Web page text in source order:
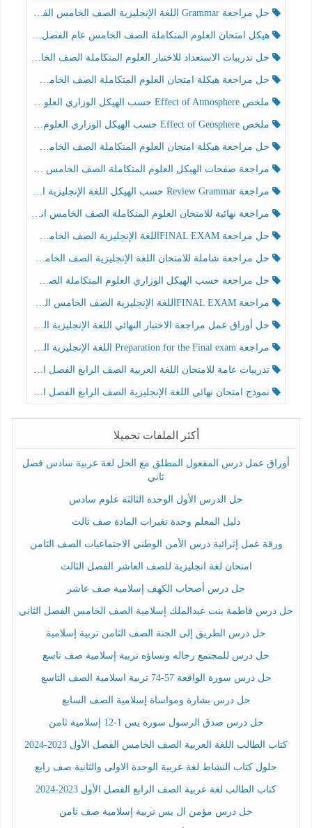
حل مراجعة Grammar اللغة الإنجليزية الصف الخامس الفصل الثالث
هيكل امتحان العلوم المتكاملة الصف الخامس عام الفصل الدراسي الثالث 2025-2026
حل تدريبات الاستعداد للاختبار العلوم المتكاملة الصف الخامس عام الفصل الثالث
حل مراجعة هيكلة امتحان العلوم المتكاملة الصف الخامس انسبير الفصل الثالث
ملخص Effect of Atmosphere حسب الهيكل الوزاري العلوم المتكاملة الصف الخامس انسبير الفصل الثالث
ملخص Effect of Geosphere حسب الهيكل الوزاري العلوم المتكاملة الصف الخامس انسبير الفصل الثالث
حل مراجعة هيكلة امتحان العلوم المتكاملة الصف الخامس عام الفصل الثالث
مراجعة صفحات الهيكل العلوم المتكاملة الصف الخامس انسبير الفصل الثالث
مراجعة Review Grammar حسب الهيكل اللغة الإنجليزية الصف الخامس الفصل الثالث
مراجعة نهائية للامتحان العلوم المتكاملة الصف الخامس انسبير الفصل الثالث
حل مراجعة FINAL EXAMاللغة الإنجليزية الصف الخامس الفصل الثالث
حل مراجعة شاملة للامتحان اللغة الإنجليزية الصف الخامس الفصل الثالث
حل مراجعة حسب الهيكل الوزاري العلوم المتكاملة الصف الخامس عام الفصل الثالث
مراجعة FINAL EXAMاللغة الإنجليزية الصف الخامس الفصل الثالث
حل أوراق عمل مراجعة الاختبار النهائي اللغة الإنجليزية الصف الرابع الفصل الثالث
مراجعة Preparation for the Final exam اللغة الإنجليزية الصف الرابع الفصل الثالث
تدريبات عامة للامتحان اللغة العربية الصف الرابع الفصل الثالث
نموذج امتحان نهائي اللغة الإنجليزية الصف الرابع الفصل الثالث
أكثر الملفات تحميلا
أوراق عمل درس المفعول المطلق مع الحل لغة عربية سادس فصل
ثاني
حل الدرس الأول الوحدة الثالثة علوم سادس
دليل المعلم وحدة تغيرات المادة صف ثالث
ورقة عمل إثرائية درس الأمن الوطني الاجتماعيات الصف الثامن
امتحان لغة انجليزية للصف العاشر الفصل الثالث
حل درس أصحاب الكهف إسلامية صف عاشر
حل درس فاطمة بنت عبدالملك إسلامية الصف الخامس الفصل الثاني
حل درس الطريق إلى الجنة الصف الثامن تربية إسلامية
حل درس للمجتمع رجاله ونساؤه تربية إسلامية صف تاسع
حل درس سورة الواقعة 57-74 تربية اسلامية الصف التاسع
حل درس بشارة ومواساة إسلامية الصف السابع
حل درس صدق الرسول سورة يس 1-12 إسلامية ثامن
كتاب الطالب اللغة العربية الصف الخامس الفصل الأول 2023-2024
حلول كتاب النشاط لغة عربية الوحدة الاولى والثانية صف رابع
كتاب الطالب لغة عربية الصف الرابع الفصل الأول 2023-2024
حل درس مؤمن ال يس تربية إسلامية صف ثامن